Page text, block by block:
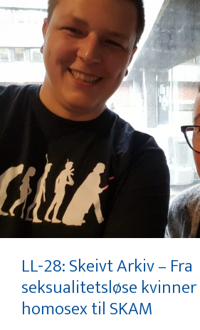
LL-28: Skeivt Arkiv – Fra
seksualitetsløse
homosex til SKAM